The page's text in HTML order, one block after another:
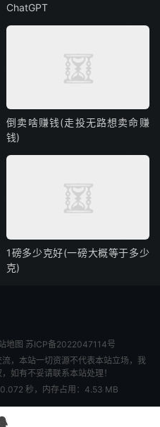
ChatGPT
倒卖啥赚钱(走投无路想卖命赚
钱)
1磅多少克好(一磅大概等于多少
克)
地图 苏ICP备2022047114号
，本站一切资源不代表本站立场，我
如有不妥请联系本站处理！
秒，内存占用：4.53 MB